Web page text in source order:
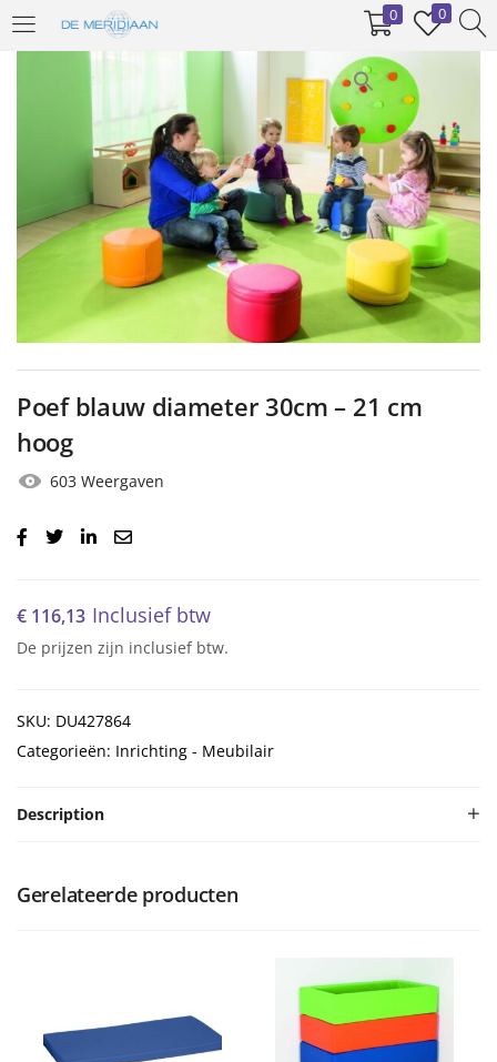
0 0
INLOGGEN REGISTREREN
Voer uw gebruikersnaam en wachtwoord in om in te loggen.
Onthoud mij
Inloggen
Wachtwoord vergeten?
Poef blauw diameter 30cm – 21 cm
hoog
603 Weergaven
€ 116,13 Inclusief btw
De prijzen zijn inclusief btw.
SKU: DU427864
Categorieën: Inrichting - Meubilair
Description
Gerelateerde producten